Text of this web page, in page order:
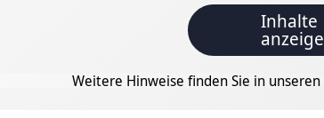
Inhalte
Weitere Hinweise finden Sie in unseren